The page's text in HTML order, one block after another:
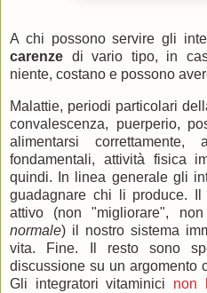
A chi possono servire gli
carenze di vario tipo, in
niente, costano e possono
Malattie, periodi particolari
conval escenza, puerperio,
alimentarsi
fondamentali, attività fisica
quindi. In linea generale gli
guadagnare chi li produce.
attivo (non "migliorare",
normale) il nostro sistema
vita. Fine. Il resto sono
discussione su un argomento
Gli integratori vitaminici non